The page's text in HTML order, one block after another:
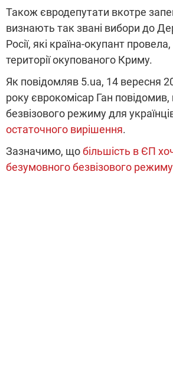
Також євродепутати вкотре
визнають так звані вибори до
Росії, які країна-окупант
території окупованого Криму.
Як повідомляв 5.ua, 14 вересня
року єврокомісар Ган
безвізового режиму для
остаточного вирішення.
Зазначимо, щобільшість в ЄП
безумовного безвізового режиму